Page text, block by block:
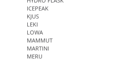
ICEPEAK
KJUS
LEKI
LOWA
MAMMUT
MARTINI
MERU